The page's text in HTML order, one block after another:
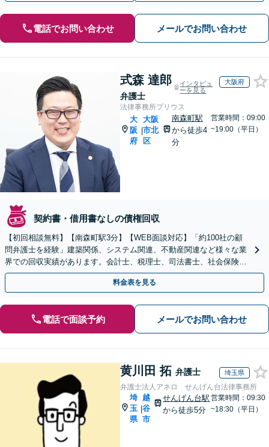
電話でお問い合わせ メールでお問い合わせ
式森 達郎
弁護士
インタビュ
ーを見る
大阪府
法律事務所プリウス
大
阪
府
|
大阪
市北
区
南森町駅
から徒歩4
分
営業時間：09:00
~19:00（平日）
契約書・借用書なしの債権回収
【初回相談無料】【南森町駅3分】【WEB面談対応】「約100社の顧
問弁護士を経験」建築関係、システム関連、不動産関連など様々な業
界での回収実績があります。会計士、税理士、司法書士、社会保険労
務士など信頼できる士業と連携【休日・夜間相談可】
料金表を見る
電話で面談予約 メールでお問い合わせ
黄川田 拓 弁護士 埼玉県
弁護士法人アネロ せんげん台法律事務所
埼
玉
県
|
越
谷
市
せんげん台駅
から徒歩5分
営業時間：09:30
~18:30（平日）